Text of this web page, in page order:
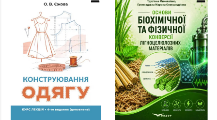
Географія
Геологія
Дитяча
Економіка
Журналістика
Іноземні мови
Інформаційні
Психології
РЕКС
УДО
Філософський
Хімічний
ДЛЯ ВСІХ
Уся атрибутика